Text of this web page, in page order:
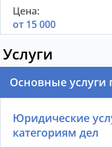
от 15 000
Услуги
Основные услуги
Юридические
категориям дел